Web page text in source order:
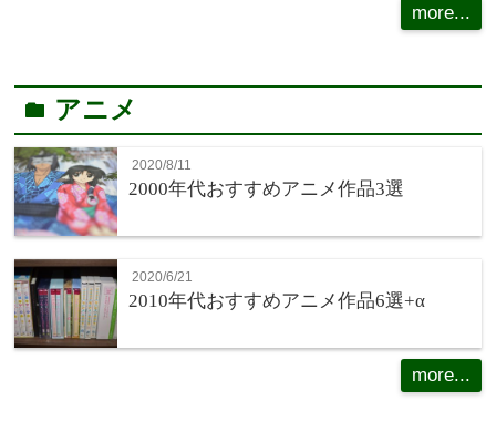
more...
folder アニメ
2020/8/11
2000年代おすすめアニメ作品3選
2020/6/21
2010年代おすすめアニメ作品6選+α
more...